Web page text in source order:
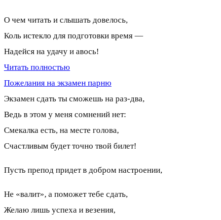
О чем читать и слышать довелось,
Коль истекло для подготовки время —
Надейся на удачу и авось!
Читать полностью
Пожелания на экзамен парню
Экзамен сдать ты сможешь на раз-два,
Ведь в этом у меня сомнений нет:
Смекалка есть, на месте голова,
Счастливым будет точно твой билет!
Пусть препод придет в добром настроении,
Не «валит», а поможет тебе сдать,
Желаю лишь успеха и везения,